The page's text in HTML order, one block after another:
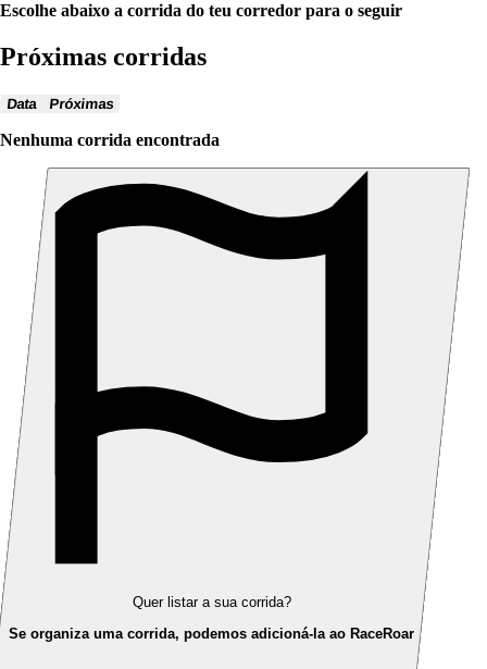
Escolhe abaixo a corrida do teu corredor para o seguir
Próximas corridas
Data Próximas
Nenhuma corrida encontrada
Quer listar a sua corrida?
Se organiza uma corrida, podemos adicioná-la ao RaceRoar